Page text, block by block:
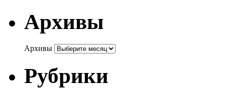
Архивы
Архивы
Рубрики